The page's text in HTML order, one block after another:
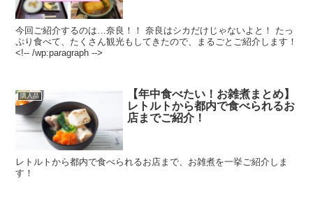
今回ご紹介するのは…奈良！！ 奈良はシカだけじゃないよと！ たっ
ぷり食べて、たくさん観光もしてきたので、まるごとご紹介します！
<!-- /wp:paragraph -->
購入品
【年中食べたい！お雑煮まとめ】
レトルトから都内で食べられるお
店までご紹介！
レトルトから都内で食べられるお店まで、お雑煮を一挙ご紹介しま
す！